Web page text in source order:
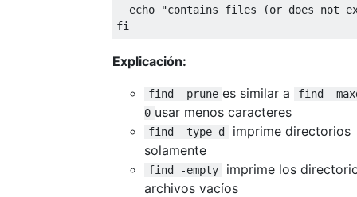
  echo
"contains files (or does not
fi
Explicación:
find -prune es similar a
find -
0 usar menos caracteres
find -type d
imprime directorios
solamente
find -empty
imprime los
archivos vacíos